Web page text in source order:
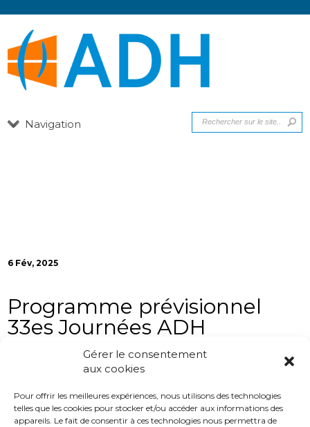
Gérer le consentement
aux cookies
Pour offrir les meilleures expériences, nous utilisons des technologies
telles que les cookies pour stocker et/ou accéder aux informations des
appareils. Le fait de consentir à ces technologies nous permettra de
Navigation
6 Fév, 2025
Programme prévisionnel
33es Journées ADH
Programme prévisionnel 33es Journées ADH
PLAN DU SITE LIENS UTILES
MENTIONS LÉGALES
CONTACTS